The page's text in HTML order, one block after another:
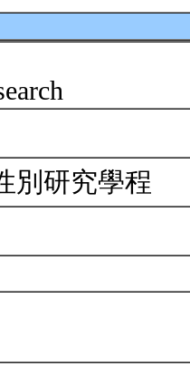
別研究學程